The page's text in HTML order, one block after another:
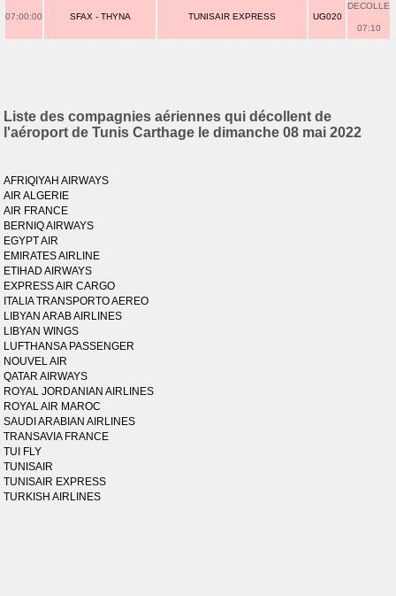
07:00:00 SFAX - THYNA TUNISAIR EXPRESS UG020
DECOLLE
07:10
Liste des compagnies aériennes qui décollent de
l'aéroport de Tunis Carthage le dimanche 08 mai 2022
AFRIQIYAH AIRWAYS
AIR ALGERIE
AIR FRANCE
BERNIQ AIRWAYS
EGYPT AIR
EMIRATES AIRLINE
ETIHAD AIRWAYS
EXPRESS AIR CARGO
ITALIA TRANSPORTO AEREO
LIBYAN ARAB AIRLINES
LIBYAN WINGS
LUFTHANSA PASSENGER
NOUVEL AIR
QATAR AIRWAYS
ROYAL JORDANIAN AIRLINES
ROYAL AIR MAROC
SAUDI ARABIAN AIRLINES
TRANSAVIA FRANCE
TUI FLY
TUNISAIR
TUNISAIR EXPRESS
TURKISH AIRLINES